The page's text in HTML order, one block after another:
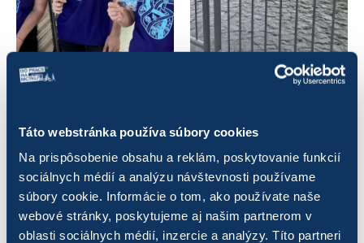
Táto webstránka používa súbory cookies
Na prispôsobenie obsahu a reklám, poskytovanie funkcií
sociálnych médií a analýzu návštevnosti používame
súbory cookie. Informácie o tom, ako používate naše
webové stránky, poskytujeme aj našim partnerom v
oblasti sociálnych médií, inzercie a analýzy. Títo partneri